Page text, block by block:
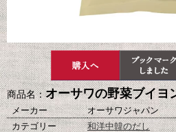
商品名：オーサワの野菜ブイヨ
メーカー
オーサワジャパン
カテゴリー
和洋中韓のだし